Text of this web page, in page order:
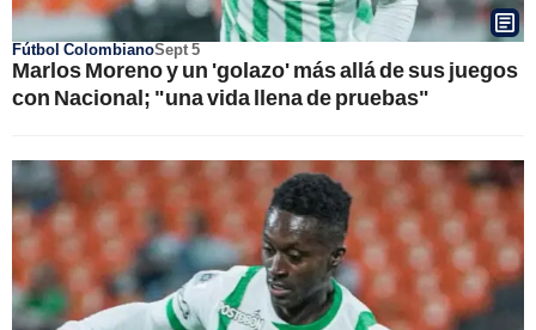
Fútbol ColombianoSept 5
Marlos Moreno y un 'golazo' más allá de sus juegos
con Nacional; "una vida llena de pruebas"